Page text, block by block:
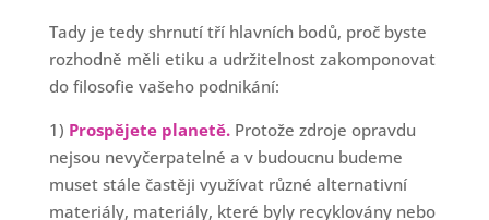
Tady je tedy shrnutí tří hlavních bodů, proč byste
rozhodně měli etiku a udržitelnost zakomponovat
do filosofie vašeho podnikání:
1) Prospějete planetě.Protože zdroje opravdu
nejsou nevyčerpatelné a v budoucnu budeme
muset stále častěji využívat různé alternativní
materiály, materiály, které byly recyklovány nebo